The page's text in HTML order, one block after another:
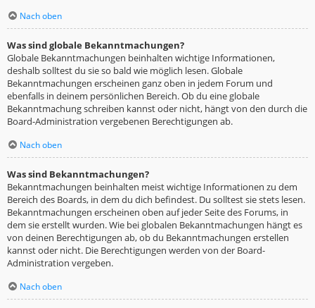
Nach oben
Was sind globale Bekanntmachungen?
Globale Bekanntmachungen beinhalten wichtige Informationen,
deshalb solltest du sie so bald wie möglich lesen. Globale
Bekanntmachungen erscheinen ganz oben in jedem Forum und
ebenfalls in deinem persönlichen Bereich. Ob du eine globale
Bekanntmachung schreiben kannst oder nicht, hängt von den durch die
Board-Administration vergebenen Berechtigungen ab.
Nach oben
Was sind Bekanntmachungen?
Bekanntmachungen beinhalten meist wichtige Informationen zu dem
Bereich des Boards, in dem du dich befindest. Du solltest sie stets lesen.
Bekanntmachungen erscheinen oben auf jeder Seite des Forums, in
dem sie erstellt wurden. Wie bei globalen Bekanntmachungen hängt es
von deinen Berechtigungen ab, ob du Bekanntmachungen erstellen
kannst oder nicht. Die Berechtigungen werden von der Board-
Administration vergeben.
Nach oben